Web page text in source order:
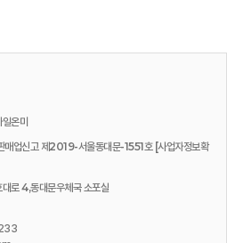
온미
업신고 제2019-서울동대문-1551호 [사업자정보확
로 4,동대문우체국 소포실